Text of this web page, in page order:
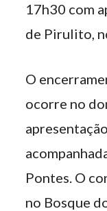
17h30 com
de Pirulito,
O
ocorre no
Pontes. O
no Bosque